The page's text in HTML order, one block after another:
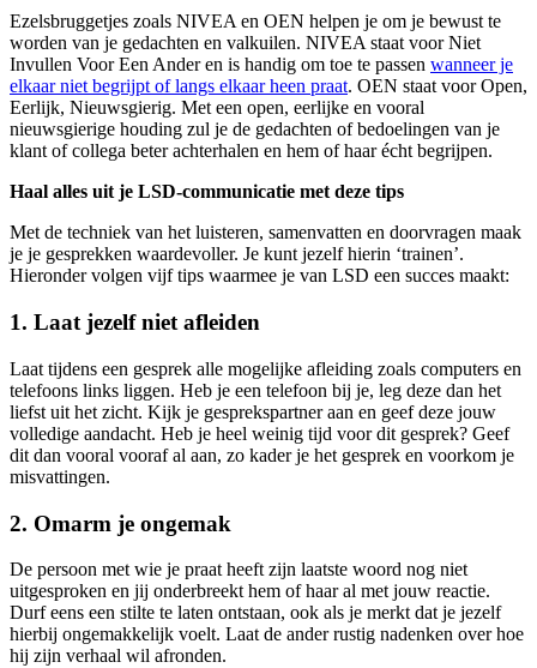
Ezelsbruggetjes zoals NIVEA en OEN helpen je om je bewust te
worden van je gedachten en valkuilen. NIVEA staat voor Niet
Invullen Voor Een Ander en is handig om toe te passen wanneer je
elkaar niet begrijpt of langs elkaar heen praat. OEN staat voor Open,
Eerlijk, Nieuwsgierig. Met een open, eerlijke en vooral
nieuwsgierige houding zul je de gedachten of bedoelingen van je
klant of collega beter achterhalen en hem of haar écht begrijpen.
Haal alles uit je LSD-communicatie met deze tips
Met de techniek van het luisteren, samenvatten en doorvragen maak
je je gesprekken waardevoller. Je kunt jezelf hierin ‘trainen’.
Hieronder volgen vijf tips waarmee je van LSD een succes maakt:
1. Laat jezelf niet afleiden
Laat tijdens een gesprek alle mogelijke afleiding zoals computers en
telefoons links liggen. Heb je een telefoon bij je, leg deze dan het
liefst uit het zicht. Kijk je gesprekspartner aan en geef deze jouw
volledige aandacht. Heb je heel weinig tijd voor dit gesprek? Geef
dit dan vooral vooraf al aan, zo kader je het gesprek en voorkom je
misvattingen.
2. Omarm je ongemak
De persoon met wie je praat heeft zijn laatste woord nog niet
uitgesproken en jij onderbreekt hem of haar al met jouw reactie.
Durf eens een stilte te laten ontstaan, ook als je merkt dat je jezelf
hierbij ongemakkelijk voelt. Laat de ander rustig nadenken over hoe
hij zijn verhaal wil afronden.